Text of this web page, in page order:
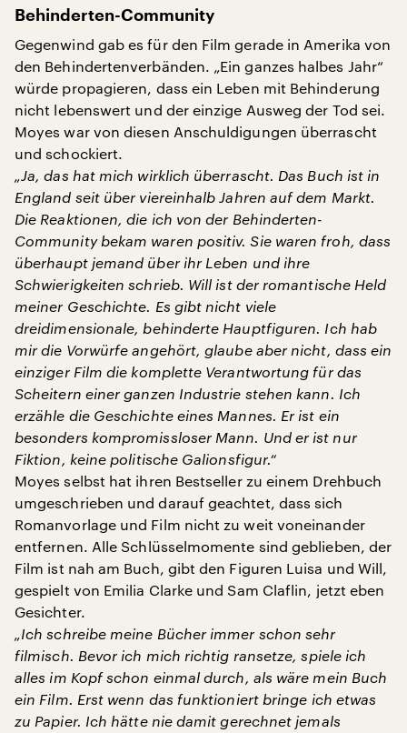
Behinderten-Community
Gegenwind gab es für den Film gerade in Amerika von
den Behindertenverbänden. „Ein ganzes halbes Jahr“
würde propagieren, dass ein Leben mit Behinderung
nicht lebenswert und der einzige Ausweg der Tod sei.
Moyes war von diesen Anschuldigungen überrascht
und schockiert.
„Ja, das hat mich wirklich überrascht. Das Buch ist in
England seit über viereinhalb Jahren auf dem Markt.
Die Reaktionen, die ich von der Behinderten-
Community bekam waren positiv. Sie waren froh, dass
überhaupt jemand über ihr Leben und ihre
Schwierigkeiten schrieb. Will ist der romantische Held
meiner Geschichte. Es gibt nicht viele
dreidimensionale, behinderte Hauptfiguren. Ich hab
mir die Vorwürfe angehört, glaube aber nicht, dass ein
einziger Film die komplette Verantwortung für das
Scheitern einer ganzen Industrie stehen kann. Ich
erzähle die Geschichte eines Mannes. Er ist ein
besonders kompromissloser Mann. Und er ist nur
Fiktion, keine politische Galionsfigur.“
Moyes selbst hat ihren Bestseller zu einem Drehbuch
umgeschrieben und darauf geachtet, dass sich
Romanvorlage und Film nicht zu weit voneinander
entfernen. Alle Schlüsselmomente sind geblieben, der
Film ist nah am Buch, gibt den Figuren Luisa und Will,
gespielt von Emilia Clarke und Sam Claflin, jetzt eben
Gesichter.
„Ich schreibe meine Bücher immer schon sehr
filmisch. Bevor ich mich richtig ransetze, spiele ich
alles im Kopf schon einmal durch, als wäre mein Buch
ein Film. Erst wenn das funktioniert bringe ich etwas
zu Papier. Ich hätte nie damit gerechnet jemals